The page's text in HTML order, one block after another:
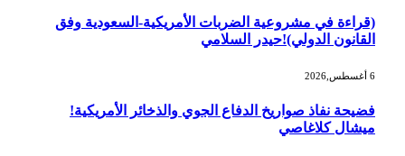
(قراءة في مشروعية الضربات الأمريكية-السعودية وفق
القانون الدولي)!حيدر السلامي
فضيحة نفاذ صواريخ الدفاع الجوي والذخائر الأمريكية!
ميشال كلاغاصي